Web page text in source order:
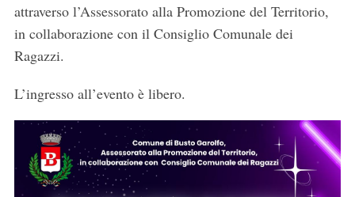
attraverso l’Assessorato alla Promozione del Territorio,
in collaborazione con il Consiglio Comunale dei
Ragazzi.
L’ingresso all’evento è libero.